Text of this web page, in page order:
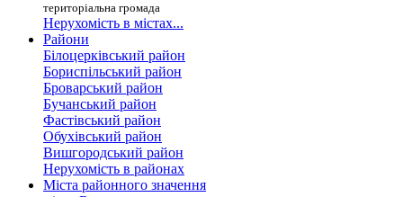
територіальна громада
Нерухомість в містах...
Райони
Білоцерківський район
Бориспільський район
Броварський район
Бучанський район
Фастівський район
Обухівський район
Вишгородський район
Нерухомість в районах
Міста районного значення